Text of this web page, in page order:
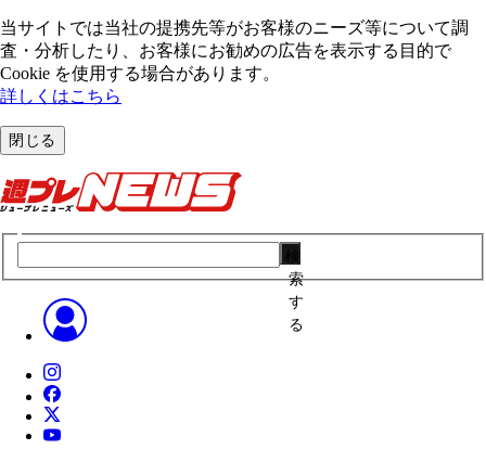
当サイトでは当社の提携先等がお客様のニーズ等について調
査・分析したり、お客様にお勧めの広告を表⽰する⽬的で
Cookie を使⽤する場合があります。
詳しくはこちら
閉じる
索
す
る